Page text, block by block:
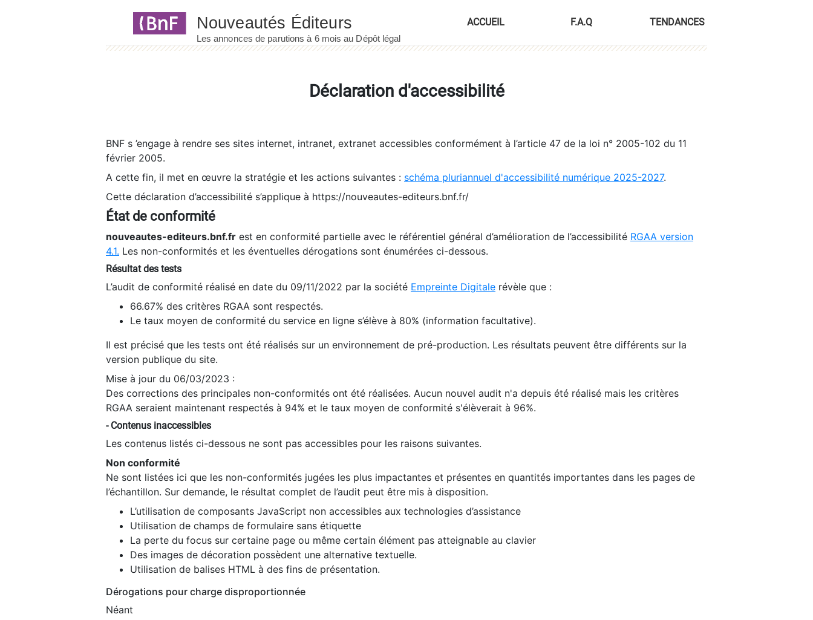
ACCUEIL F.A.Q TENDANCES
Déclaration d'accessibilité
BNF s ’engage à rendre ses sites internet, intranet, extranet accessibles conformément à l’article 47 de la loi n° 2005-102 du 11
février 2005.
A cette fin, il met en œuvre la stratégie et les actions suivantes : schéma pluriannuel d'accessibilité numérique 2025-2027.
Cette déclaration d’accessibilité s’applique à https://nouveautes-editeurs.bnf.fr/
État de conformité
nouveautes-editeurs.bnf.fr est en conformité partielle avec le référentiel général d’amélioration de l’accessibilité RGAA version
4.1. Les non-conformités et les éventuelles dérogations sont énumérées ci-dessous.
Résultat des tests
L’audit de conformité réalisé en date du 09/11/2022 par la société Empreinte Digitale révèle que :
66.67% des critères RGAA sont respectés.
Le taux moyen de conformité du service en ligne s’élève à 80% (information facultative).
Il est précisé que les tests ont été réalisés sur un environnement de pré-production. Les résultats peuvent être différents sur la
version publique du site.
Mise à jour du 06/03/2023 :
Des corrections des principales non-conformités ont été réalisées. Aucun nouvel audit n'a depuis été réalisé mais les critères
RGAA seraient maintenant respectés à 94% et le taux moyen de conformité s'élèverait à 96%.
- Contenus inaccessibles
Les contenus listés ci-dessous ne sont pas accessibles pour les raisons suivantes.
Non conformité
Ne sont listées ici que les non-conformités jugées les plus impactantes et présentes en quantités importantes dans les pages de
l’échantillon. Sur demande, le résultat complet de l’audit peut être mis à disposition.
L’utilisation de composants JavaScript non accessibles aux technologies d’assistance
Utilisation de champs de formulaire sans étiquette
La perte du focus sur certaine page ou même certain élément pas atteignable au clavier
Des images de décoration possèdent une alternative textuelle.
Utilisation de balises HTML à des fins de présentation.
Dérogations pour charge disproportionnée
Néant